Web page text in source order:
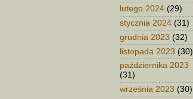
lutego 2024 (29)
stycznia 2024 (31)
grudnia 2023 (32)
listopada 2023 (30)
października 2023
(31)
września 2023 (30)